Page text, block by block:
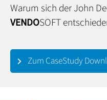
Warum sich der John
VENDOSOFT
Zum CaseStudy